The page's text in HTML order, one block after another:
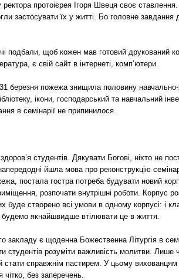
ректора протоієрея Ігоря Швеця своє
застосувати їх у житті. Бо головне завдання
подбали, щоб кожен мав готовий друкований
є свій сайт в інтернеті, комп’ютери.
березня пожежа знищила половину
ікони, господарський та навчальний
в семінарії не припинилося.
студентів. Дякувати Богові, ніхто не
йшла мова про реконструкцію
постала гостра потреба будувати новий
розпочати внутрішні роботи. Корпус
створено всі умови в одному корпусі: і
якнайшвидше втілювати це в життя.
закладу є щоденна Божественна Літургія в
розуміти важливість молитви. Лише
стати справжнім пастирем. У цьому
без заперечень.